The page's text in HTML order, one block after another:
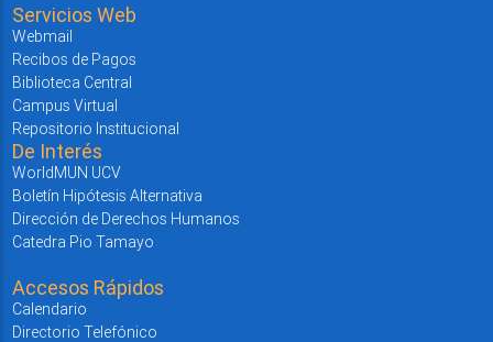
Servicios Web
Webmail
Recibos de Pagos
Biblioteca Central
Campus Virtual
Repositorio Institucional
De Interés
WorldMUN UCV
Boletín Hipótesis Alternativa
Dirección de Derechos Humanos
Catedra Pio Tamayo
Accesos Rápidos
Calendario
Directorio Telefónico